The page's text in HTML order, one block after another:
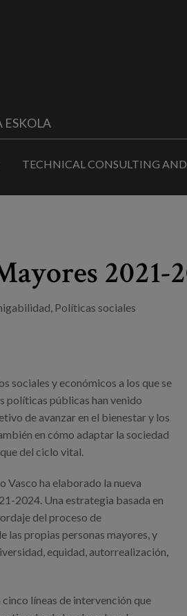
ESKOLA
TECHNICAL CONSULTING
2021-
, Políticas sociales
sociales y económicos a los que se
políticas públicas han venido
de avanzar en el bienestar y los
en cómo adaptar la sociedad
del ciclo vital.
Vasco ha elaborado la nueva
2024. Una estrategia basada en
del proceso de
las propias personas mayores, y
equidad, autorrealización,
líneas de intervención que